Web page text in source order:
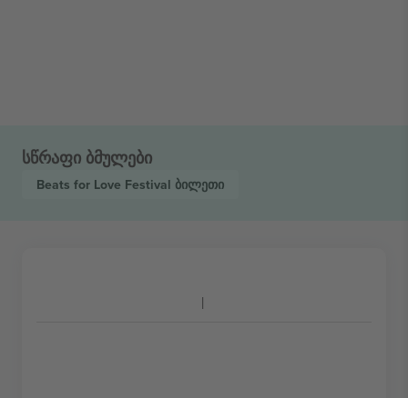
სწრაფი ბმულები
Beats for Love Festival ბილეთი